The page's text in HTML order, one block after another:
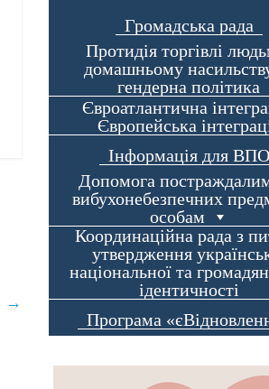
→
Громадська рада
Протидія торгівлі
домашньому
гендерна політика
Євроатлантична
Європейська
Інформація для ВПО
Допомога
вибухонебезпечних
особам
Координаційна рада з
утвердження
національної та
ідентичності
Програма